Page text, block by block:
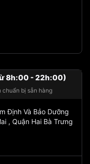
8h:00 - 22h:00)
bị sẵn hàng
Định Và Bảo Dưỡng
, Quận Hai Bà Trưng